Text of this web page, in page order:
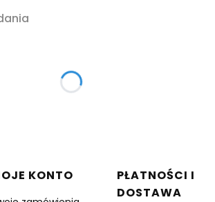
KONTO
PŁATNOŚCI I
DOSTAWA